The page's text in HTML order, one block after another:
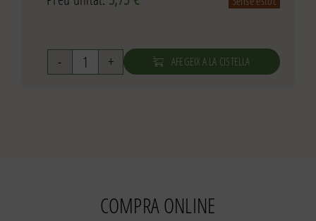
quantitat
AFEGEIX A LA CISTELLA
COMPRA ONLINE